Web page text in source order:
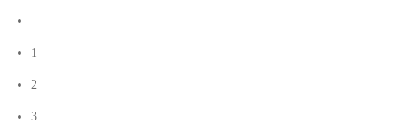
1
2
3